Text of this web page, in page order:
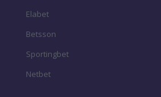
Elabet
Betsson
Sportingbet
Netbet